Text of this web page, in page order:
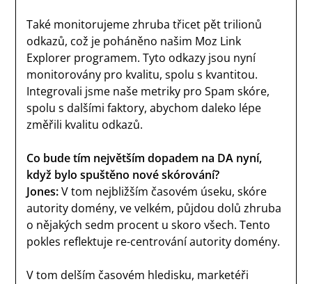
Také monitorujeme zhruba třicet pět trilionů
odkazů, což je poháněno našim Moz Link
Explorer programem. Tyto odkazy jsou nyní
monitorovány pro kvalitu, spolu s kvantitou.
Integrovali jsme naše metriky pro Spam skóre,
spolu s dalšími faktory, abychom daleko lépe
změřili kvalitu odkazů.
Co bude tím největším dopadem na DA nyní,
když bylo spuštěno nové skórování?
Jones:V tom nejbližším časovém úseku, skóre
autority domény, ve velkém, půjdou dolů zhruba
o nějakých sedm procent u skoro všech. Tento
pokles reflektuje re-centrování autority domény.
V tom delším časovém hledisku, marketéři